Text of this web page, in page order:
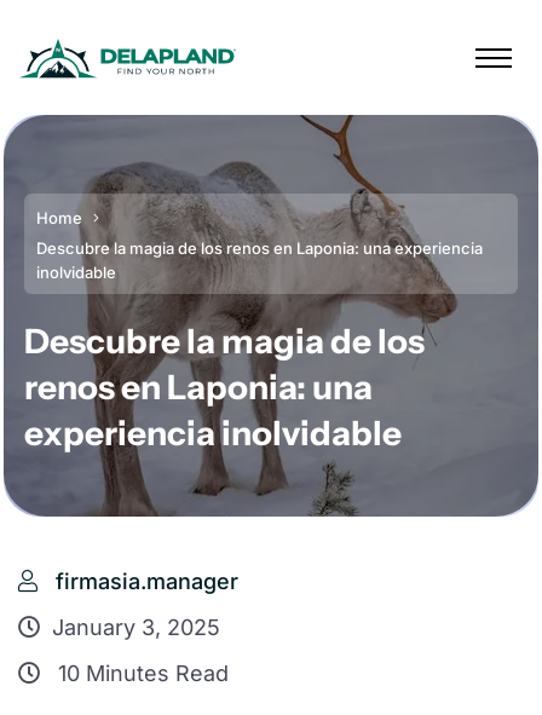
Home
Descubre la magia de los renos en Laponia: una experiencia
inolvidable
Descubre la magia de los
renos en Laponia: una
experiencia inolvidable
firmasia.manager
January 3, 2025
10 Minutes Read